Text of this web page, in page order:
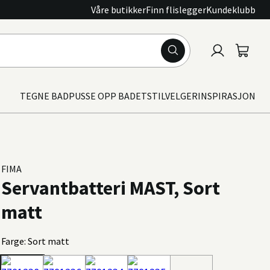
Våre butikkerFinn flisleggerKundeklubb
TEGNE BADPUSSE OPP BADETSTILVELGERINSPIRASJON
FIMA
Servantbatteri MAST, Sort
matt
Farge: Sort matt